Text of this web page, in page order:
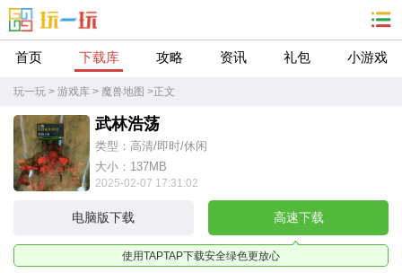
首页 下载库 攻略 资讯 礼包 小游戏
玩一玩 > 游戏库 > 魔兽地图 >正文
武林浩荡
类型：高清/即时/休闲
大小：137MB
2025-02-07 17:31:02
电脑版下载 高速下载
使用TAPTAP下载安全绿色更放心